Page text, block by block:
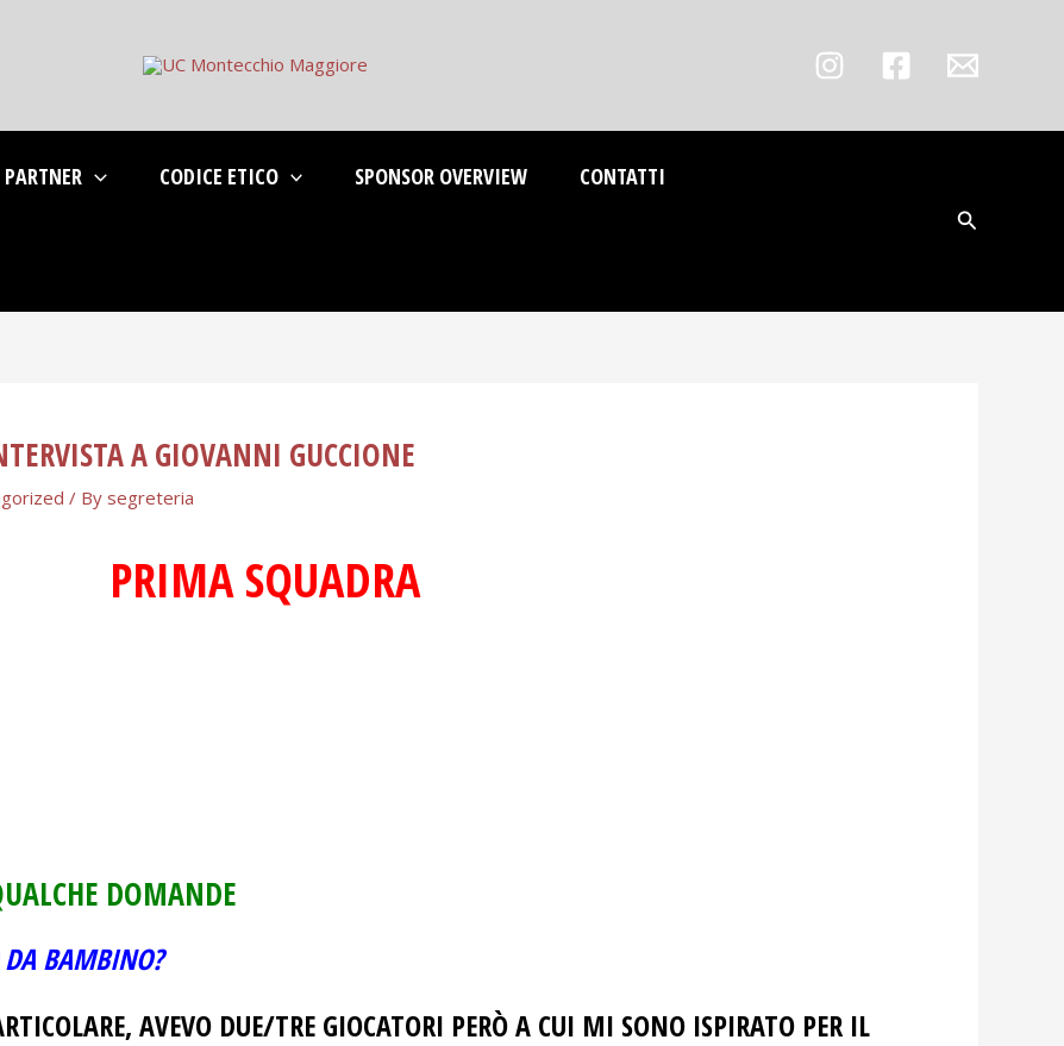
PARTNER CODICE ETICO SPONSOR OVERVIEW CONTATTI
A GIOVANNI GUCCIONE
/ By segreteria
PRIMA SQUADRA
DOMANDE
DA BAMBINO?
AVEVO DUE/TRE GIOCATORI PERÒ A CUI MI SONO ISPIRATO PER IL